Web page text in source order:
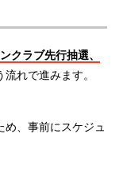
クラブ先行抽選、
流れで進みます。
、事前にスケジュ